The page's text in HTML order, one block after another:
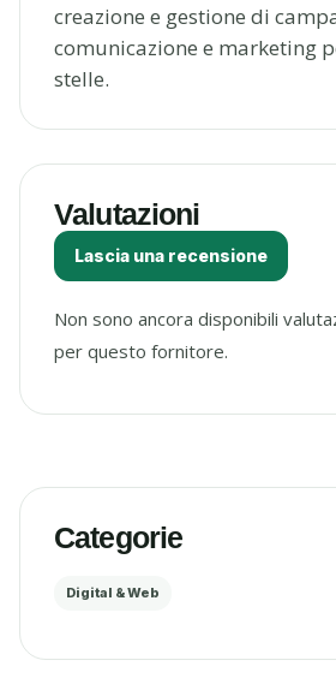
creazione e gestione di
comunicazione e marketing
stelle.
Valutazioni
Lascia una recensione
Non sono ancora disponibili
per questo fornitore.
Categorie
Digital & Web